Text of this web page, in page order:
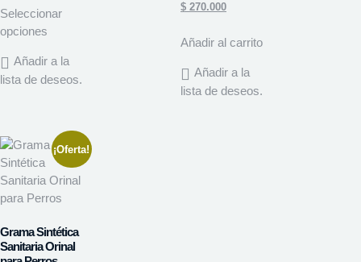
Seleccionar
opciones
Añadir a la
lista de deseos.
$ 270.000
Añadir al carrito
Añadir a la
lista de deseos.
¡Oferta!
Grama Sintética
Sanitaria Orinal